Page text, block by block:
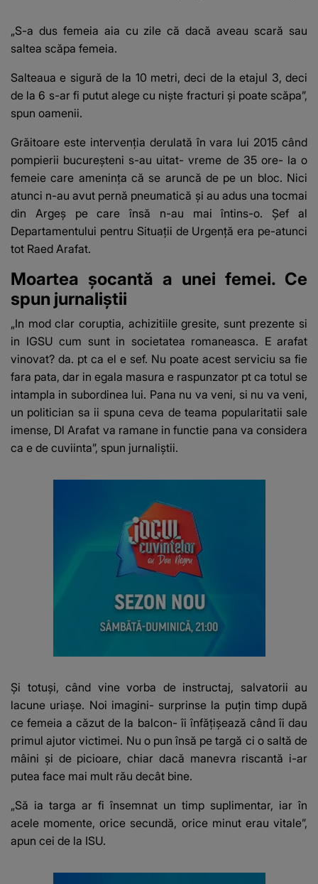
suspecți
„S-a dus femeia aia cu zile că dacă aveau scară sau
saltea scăpa femeia.
Salteaua e sigură de la 10 metri, deci de la etajul 3, deci
de la 6 s-ar fi putut alege cu niște fracturi și poate scăpa”,
spun oamenii.
Grăitoare este intervenția derulată în vara lui 2015 când
pompierii bucureșteni s-au uitat- vreme de 35 ore- la o
femeie care amenința că se aruncă de pe un bloc. Nici
atunci n-au avut pernă pneumatică și au adus una tocmai
din Argeș pe care însă n-au mai întins-o. Șef al
Departamentului pentru Situații de Urgență era pe-atunci
tot Raed Arafat.
Moartea șocantă a unei femei. Ce
spun jurnaliștii
„In mod clar coruptia, achizitiile gresite, sunt prezente si
in IGSU cum sunt in societatea romaneasca. E arafat
vinovat? da. pt ca el e sef. Nu poate acest serviciu sa fie
fara pata, dar in egala masura e raspunzator pt ca totul se
intampla in subordinea lui. Pana nu va veni, si nu va veni,
un politician sa ii spuna ceva de teama popularitatii sale
imense, Dl Arafat va ramane in functie pana va considera
ca e de cuviinta”, spun jurnaliștii.
Și totuși, când vine vorba de instructaj, salvatorii au
lacune uriașe. Noi imagini- surprinse la puțin timp după
ce femeia a căzut de la balcon- îi înfățișează când îi dau
primul ajutor victimei. Nu o pun însă pe targă ci o saltă de
mâini și de picioare, chiar dacă manevra riscantă i-ar
putea face mai mult rău decât bine.
„Să ia targa ar fi însemnat un timp suplimentar, iar în
acele momente, orice secundă, orice minut erau vitale”,
apun cei de la ISU.